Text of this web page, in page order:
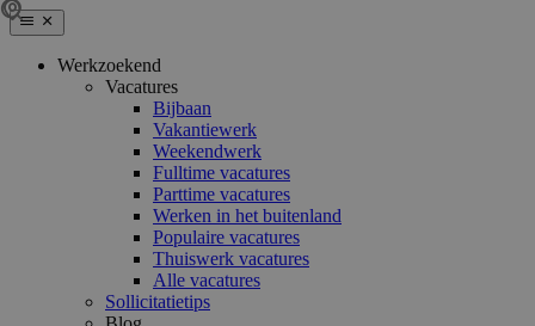
Werkzoekend
Vacatures
Bijbaan
Vakantiewerk
Weekendwerk
Fulltime vacatures
Parttime vacatures
Werken in het buitenland
Populaire vacatures
Thuiswerk vacatures
Alle vacatures
Sollicitatietips